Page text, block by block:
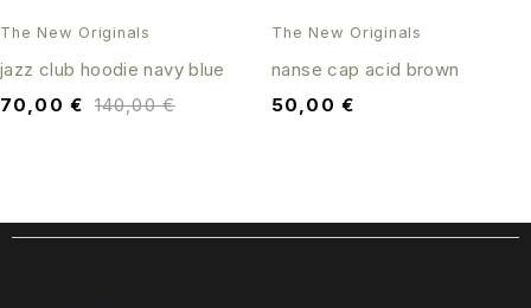
The New Originals
jazz club hoodie navy blue
140,00€
70,00 €
The New Originals
nanse cap acid brown
50,00 €